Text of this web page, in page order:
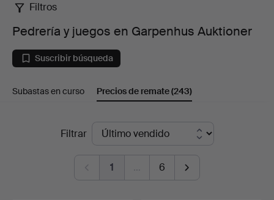
Pedrería
juegos
en
Garpenhus
Auktioner
Filtros
Pedrería y juegos en Garpenhus Auktioner
Suscribir búsqueda
Subastas en curso Precios de remate(243)
Filtrar
1 … 6